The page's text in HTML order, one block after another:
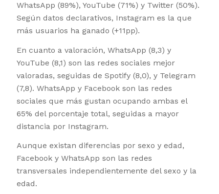
WhatsApp (89%), YouTube (71%) y Twitter (50%).
Según datos declarativos, Instagram es la que
más usuarios ha ganado (+11pp).
En cuanto a valoración, WhatsApp (8,3) y
YouTube (8,1) son las redes sociales mejor
valoradas, seguidas de Spotify (8,0), y Telegram
(7,8). WhatsApp y Facebook son las redes
sociales que más gustan ocupando ambas el
65% del porcentaje total, seguidas a mayor
distancia por Instagram.
Aunque existan diferencias por sexo y edad,
Facebook y WhatsApp son las redes
transversales independientemente del sexo y la
edad.